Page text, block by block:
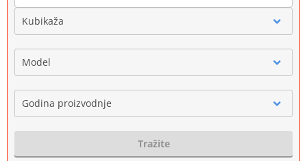
Kubikaža
Model
Godina proizvodnje
Tražite